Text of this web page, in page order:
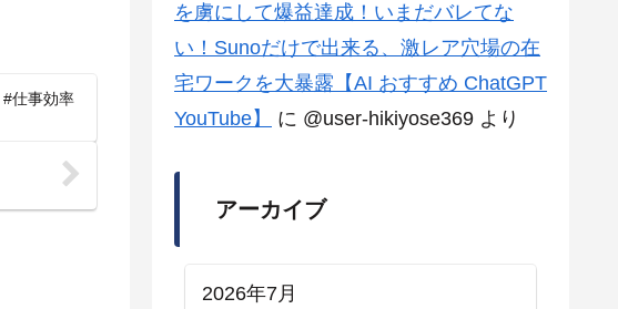
を虜にして爆益達成！いまだバレてな
い！Sunoだけで出来る、激レア穴場の在
宅ワークを大暴露【AI おすすめ ChatGPT
YouTube】
に @user-hikiyose369 より
アーカイブ
2026年7月